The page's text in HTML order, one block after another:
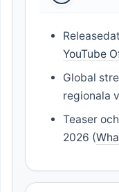
YouTube
Global
regionala
Teaser
2026 (